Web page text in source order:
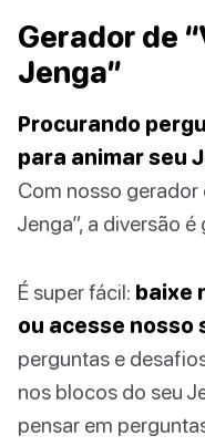
Gerador de
Jenga”
Procurando
para animar seu
Com nosso gerador
Jenga”, a diversão é
É super fácil: baixe
ou acesse nosso
perguntas e
nos blocos do seu
pensar em